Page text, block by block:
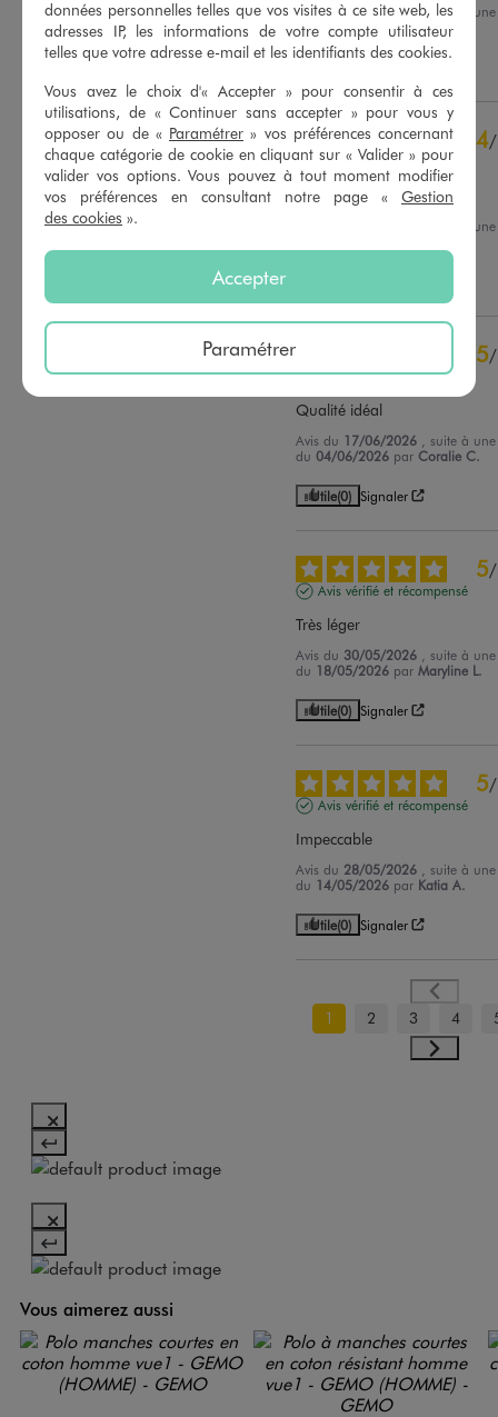
Basé sur 30
avis soumis à un
contrôle
5étoiles
23
4étoiles
6
3étoiles
1
0
1étoile
Trier les avis
Avis du18/07/2026 , suite à une
du05/07/2026 parC.S.
4/
Avis vérifié et récompensé
léger et agréable à porter
, suite à
5/
Avis vérifié et récompensé
Qualité idéal
Avis du 17/06/2026
, suite à
du04/06/2026 parCoralie C.
Utile(0) Signaler
5/
Avis vérifié et récompensé
Très léger
Avis du 30/05/2026
, suite à
du 18/05/2026 parMaryline L.
Utile(0) Signaler
5/
Avis vérifié et récompensé
Impeccable
Avis du 28/05/2026
, suite à
du 14/05/2026 par Katia A.
Utile(0) Signaler
1 2 3 4
Vous aimerez aussi
données personnelles telles que vos visites à ce site web, les
adresses IP, les informations de votre compte utilisateur
telles que votre adresse e-mail et les identifiants des cookies.
Vous avez le choix d'« Accepter » pour consentir à ces
utilisations, de « Continuer sans accepter » pour vous y
opposer ou de « Paramétrer » vos préférences concernant
chaque catégorie de cookie en cliquant sur « Valider » pour
valider vos options. Vous pouvez à tout moment modifier
vos préférences en consultant notre page « Gestion
des cookies ».
Accepter
Paramétrer